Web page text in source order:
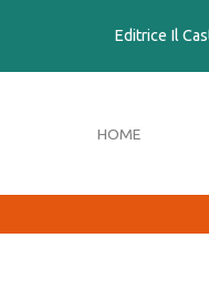
Editrice Il
HOME